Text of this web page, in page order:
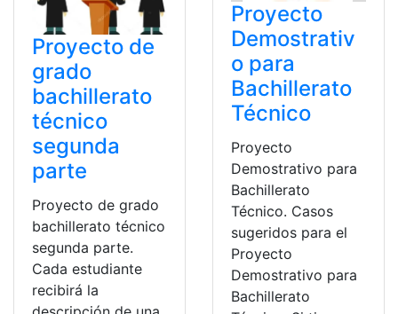
Proyecto de
grado
bachillerato
técnico
segunda
parte
Proyecto de grado
bachillerato técnico
segunda parte.
Cada estudiante
recibirá la
Proyecto
Demostrativ
o para
Bachillerato
Técnico
Proyecto
Demostrativo para
Bachillerato
Técnico. Casos
sugeridos para el
Proyecto
Demostrativo para
Bachillerato